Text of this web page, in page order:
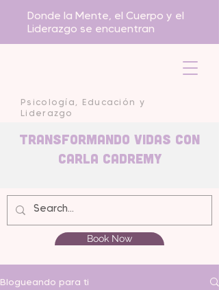
Psicología, Educación y
Liderazgo
Donde la Mente, el Cuerpo y el
Liderazgo se encuentran
Transformando Vidas con
carla Cadremy
Book Now
Blogueando para ti